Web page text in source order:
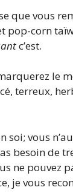
que vous
corn
c’est.
le
terreux,
soi; vous
besoin de
ne pouvez
je vous